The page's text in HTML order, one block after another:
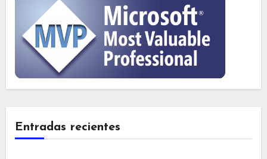
Entradas recientes